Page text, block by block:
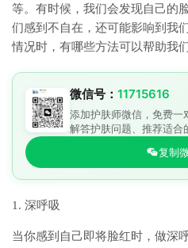
等。有时候，我们会发现自己的
们感到不自在，还可能影响到我
情况时，有哪些方法可以帮助我
微信号： 11715616
添加护肤师微信，免费一
解答护肤问题、推荐适合
复制
1. 深呼吸
当你感到自己即将脸红时，做深